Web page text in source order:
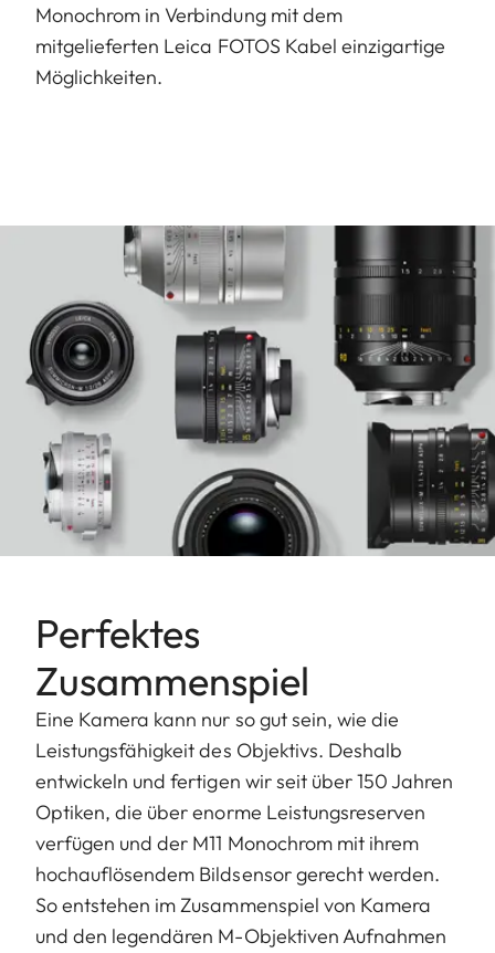
Monochrom in Verbindung mit dem
mitgelieferten Leica FOTOS Kabel einzigartige
Möglichkeiten.
Perfektes
Zusammenspiel
Eine Kamera kann nur so gut sein, wie die
Leistungsfähigkeit des Objektivs. Deshalb
entwickeln und fertigen wir seit über 150 Jahren
Optiken, die über enorme Leistungsreserven
verfügen und der M11 Monochrom mit ihrem
hochauflösendem Bildsensor gerecht werden.
So entstehen im Zusammenspiel von Kamera
und den legendären M-Objektiven Aufnahmen